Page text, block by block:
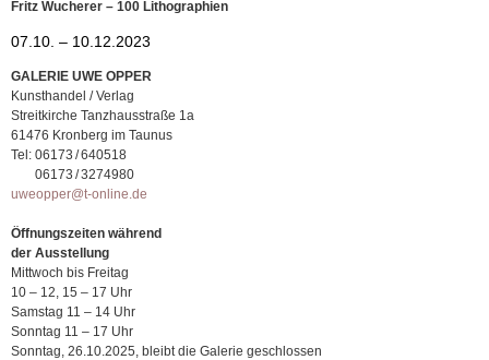
Fritz Wucherer – 100 Lithographien
07.10. – 10.12.2023
GALERIE UWE OPPER
Kunsthandel / Verlag
Streitkirche Tanzhausstraße 1a
61476 Kronberg im Taunus
Tel: 06173 / 640518
06173 / 3274980
uweopper@t-online.de
Öffnungszeiten während
der Ausstellung
Mittwoch bis Freitag
10 – 12, 15 – 17 Uhr
Samstag 11 – 14 Uhr
Sonntag 11 – 17 Uhr
Sonntag, 26.10.2025, bleibt die Galerie geschlossen